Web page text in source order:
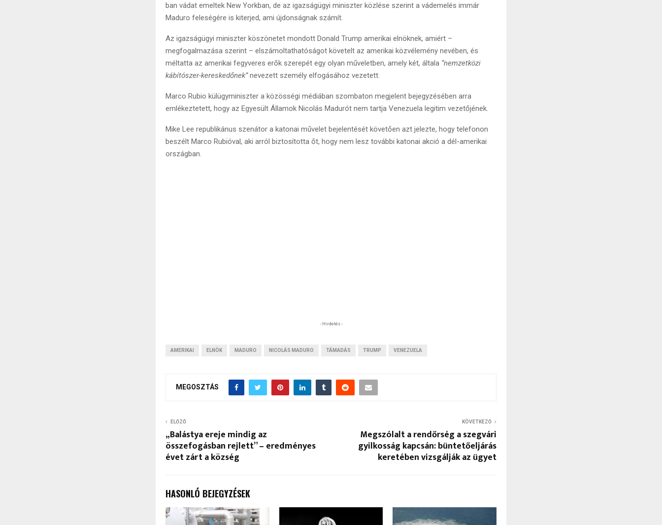
ban vádat emeltek New Yorkban, de az igazságügyi miniszter közlése szerint a vádemelés immár
Maduro feleségére is kiterjed, ami újdonságnak számít.
Az igazságügyi miniszter köszönetet mondott Donald Trump amerikai elnöknek, amiért –
megfogalmazása szerint – elszámoltathatóságot követelt az amerikai közvélemény nevében, és
méltatta az amerikai fegyveres erők szerepét egy olyan műveletben, amely két, általa “nemzetközi
kábítószer-kereskedőnek”nevezett személy elfogásához vezetett.
Marco Rubio külügyminiszter a közösségi médiában szombaton megjelent bejegyzésében arra
emlékeztetett, hogy az Egyesült Államok Nicolás Madurót nem tartja Venezuela legitim vezetőjének.
Mike Lee republikánus szenátor a katonai művelet bejelentését követően azt jelezte, hogy telefonon
beszélt Marco Rubióval, aki arról biztosította őt, hogy nem lesz további katonai akció a dél-amerikai
országban.
- Hirdetés -
AMERIKAI ELNÖK MADURO NICOLÁS MADURO TÁMADÁS TRUMP VENEZUELA
MEGOSZTÁS
ELŐZŐ
„Balástya ereje mindig az
összefogásban rejlett” – eredményes
évet zárt a község
KÖVETKEZŐ
Megszólalt a rendőrség a szegvári
gyilkosság kapcsán: büntetőeljárás
keretében vizsgálják az ügyet
HASONLÓ BEJEGYZÉSEK